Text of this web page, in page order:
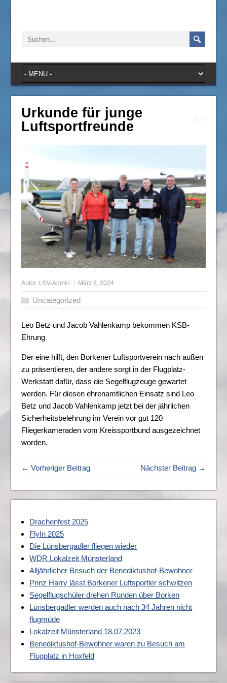
Urkunde für junge
Luftsportfreunde
Autor: LSV-Admin März 8, 2024
Uncategorized
Leo Betz und Jacob Vahlenkamp bekommen KSB-
Ehrung
Der eine hilft, den Borkener Luftsportverein nach außen
zu präsentieren, der andere sorgt in der Flugplatz-
Werkstatt dafür, dass die Segelflugzeuge gewartet
werden. Für diesen ehrenamtlichen Einsatz sind Leo
Betz und Jacob Vahlenkamp jetzt bei der jährlichen
Sicherheitsbelehrung im Verein vor gut 120
Fliegerkameraden vom Kreissportbund ausgezeichnet
worden.
← Vorheriger Beitrag Nächster Beitrag →
Drachenfest 2025
FlyIn 2025
Die Lünsbergadler fliegen wieder
WDR Lokalzeit Münsterland
Alljährlicher Besuch der Benediktushof-Bewohner
Prinz Harry lässt Borkener Luftsportler schwitzen
Segelflugschüler drehen Runden über Borken
Lünsbergadler werden auch nach 34 Jahren nicht
flugmüde
Lokalzeit Münsterland 18.07.2023
Benediktushof-Bewohner waren zu Besuch am
Flugplatz in Hoxfeld